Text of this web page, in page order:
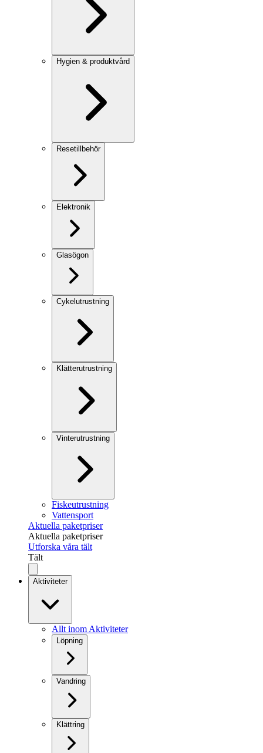
Hygien & produktvård
Resetillbehör
Elektronik
Glasögon
Cykelutrustning
Klätterutrustning
Vinterutrustning
Fiskeutrustning
Vattensport
Aktuella paketpriser
Aktuella paketpriser
Utforska våra tält
Tält
Aktiviteter
Allt inom Aktiviteter
Löpning
Vandring
Klättring